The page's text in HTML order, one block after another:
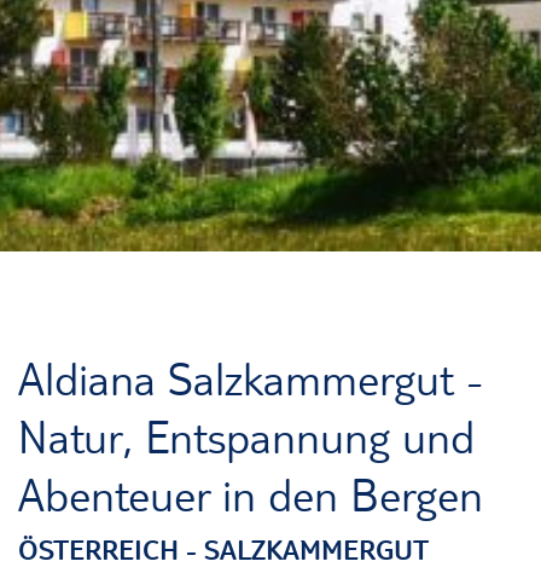
Aldiana Salzkammergut -
Natur, Entspannung und
Abenteuer in den Bergen
ÖSTERREICH - SALZKAMMERGUT